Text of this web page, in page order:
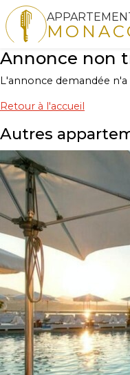
Annonce non
L'annonce demandée
Retour à l'accueil
Autres